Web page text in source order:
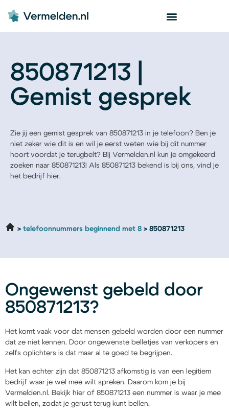
850871213 |
Gemist gesprek
Zie jij een gemist gesprek van 850871213 in je telefoon? Ben je
niet zeker wie dit is en wil je eerst weten wie bij dit nummer
hoort voordat je terugbelt? Bij Vermelden.nl kun je omgekeerd
zoeken naar 850871213! Als 850871213 bekend is bij ons, vind je
het bedrijf hier.
telefoonnummers beginnend met 8 850871213
Ongewenst gebeld door
850871213?
Het komt vaak voor dat mensen gebeld worden door een nummer
dat ze niet kennen. Door ongewenste belletjes van verkopers en
zelfs oplichters is dat maar al te goed te begrijpen.
Het kan echter zijn dat 850871213 afkomstig is van een legitiem
bedrijf waar je wel mee wilt spreken. Daarom kom je bij
Vermelden.nl. Bekijk hier of 850871213 een nummer is waar je mee
wilt bellen, zodat je gerust terug kunt bellen.